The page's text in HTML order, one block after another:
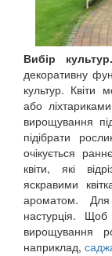
Вибір
декоративну
культур. Квіти
або
вирощування
підібрати
очікується
квіти, які
яскравими
ароматом. Для
настурція.
вирощування
наприклад,